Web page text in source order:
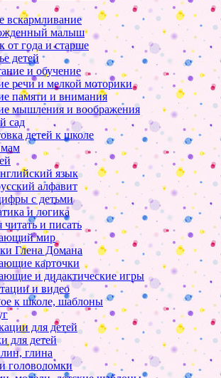
вскармливание
малыш
от года и старше
детей
и обучение
речи и мелкой моторики
памяти и внимания
мышления и воображения
сад
детей к школе
язык
алфавит
с детьми
и логика
и писать
мир
Глена Домана
карточки
и дидактические игры
и видео
к школе, шаблоны
для детей
для детей
глина
головоломки